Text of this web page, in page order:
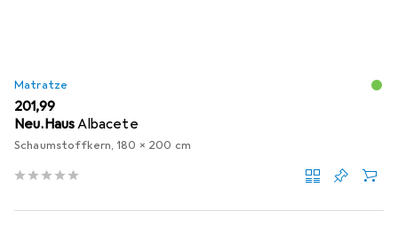
Matratze
EUR
201,99
Neu.HausAlbacete
Schaumstoffkern, 180 x 200 cm